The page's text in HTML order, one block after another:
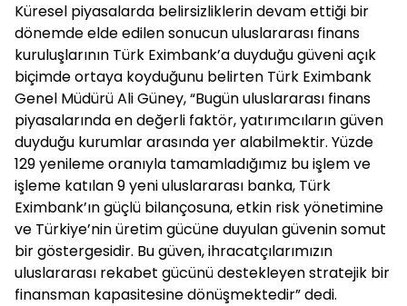
Küresel piyasalarda belirsizliklerin devam ettiği bir
dönemde elde edilen sonucun uluslararası finans
kuruluşlarının Türk Eximbank’a duyduğu güveni açık
biçimde ortaya koyduğunu belirten Türk Eximbank
Genel Müdürü Ali Güney, “Bugün uluslararası finans
piyasalarında en değerli faktör, yatırımcıların güven
duyduğu kurumlar arasında yer alabilmektir. Yüzde
129 yenileme oranıyla tamamladığımız bu işlem ve
işleme katılan 9 yeni uluslararası banka, Türk
Eximbank’ın güçlü bilançosuna, etkin risk yönetimine
ve Türkiye’nin üretim gücüne duyulan güvenin somut
bir göstergesidir. Bu güven, ihracatçılarımızın
uluslararası rekabet gücünü destekleyen stratejik bir
finansman kapasitesine dönüşmektedir” dedi.